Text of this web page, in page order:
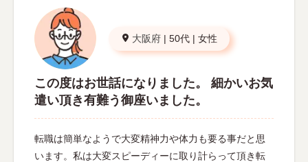
大阪府 | 50代 | 女性
この度はお世話になりました。 細かいお気
遣い頂き有難う御座いました。
転職は簡単なようで大変精神力や体力も要る事だと思
います。私は大変スピーディーに取り計らって頂き転